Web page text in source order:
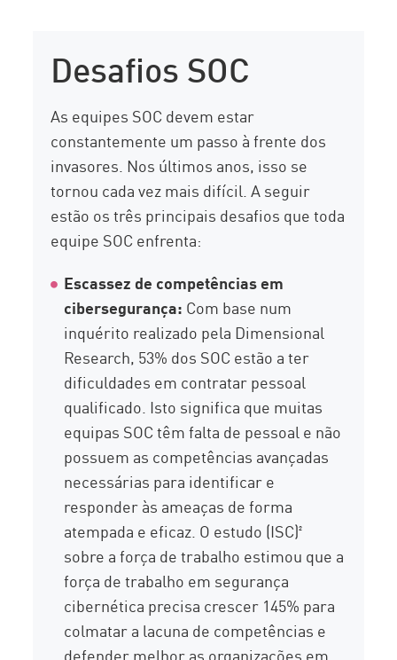
Desafios SOC
As equipes SOC devem estar
constantemente um passo à frente dos
invasores. Nos últimos anos, isso se
tornou cada vez mais difícil. A seguir
estão os três principais desafios que toda
equipe SOC enfrenta:
Escassez de competências em
cibersegurança: Com base num
inquérito realizado pela Dimensional
Research, 53% dos SOC estão a ter
dificuldades em contratar pessoal
qualificado. Isto significa que muitas
equipas SOC têm falta de pessoal e não
possuem as competências avançadas
necessárias para identificar e
responder às ameaças de forma
atempada e eficaz. O estudo (ISC)²
sobre a força de trabalho estimou que a
força de trabalho em segurança
cibernética precisa crescer 145% para
colmatar a lacuna de competências e
defender melhor as organizações em